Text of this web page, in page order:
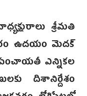
శ్రీమతి
ఉదయం మెదక్
పంచాయతీ ఎన్నికల
దిశానిర్దేశం